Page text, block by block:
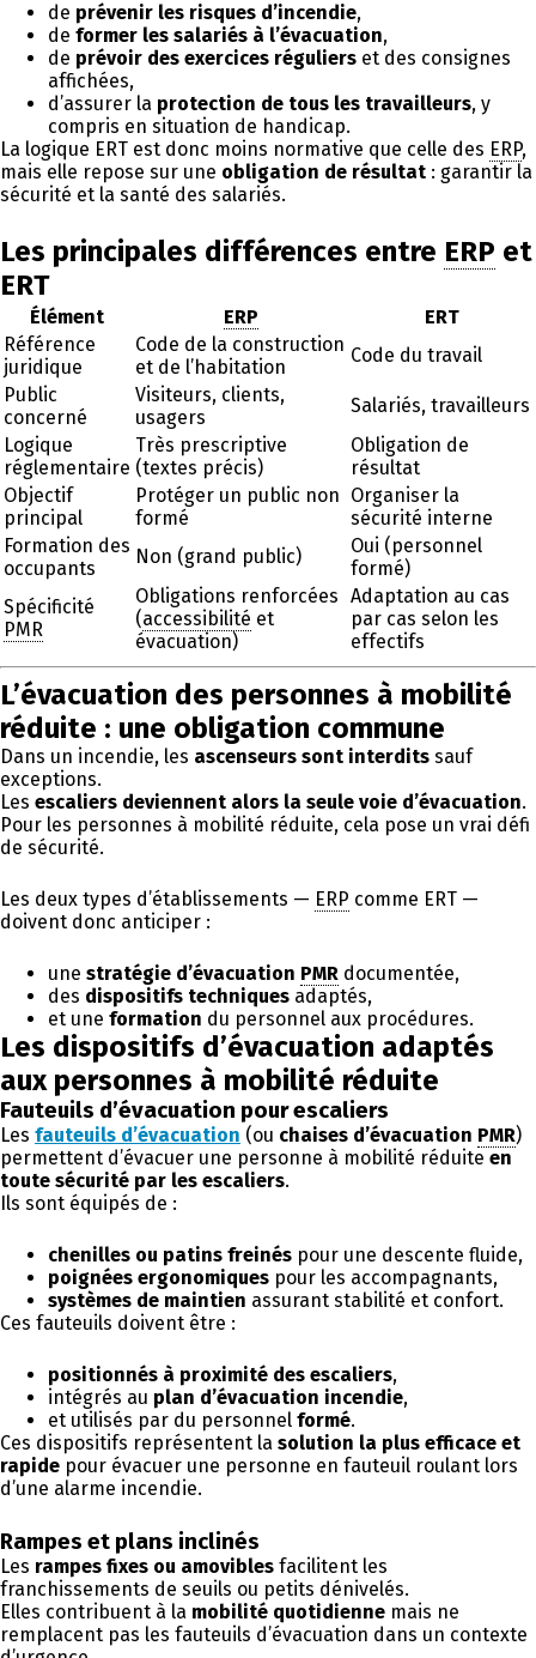
de prévenir les risques d’incendie,
de former les salariés à l’évacuation,
de prévoir des exercices réguliers et des consignes
affichées,
d’assurer la protection de tous les travailleurs, y
compris en situation de handicap.
La logique ERT est donc moins normative que celle des ERP,
mais elle repose sur une obligation de résultat : garantir la
sécurité et la santé des salariés.
Les principales différences entre ERP et
ERT
Élément ERP
ERT
Référence
juridique
Code de la construction
et de l’habitation
Code du travail
Public
concerné
Visiteurs, clients,
usagers
Salariés, travailleurs
Logique
réglementaire
Très prescriptive
(textes précis)
Obligation de
résultat
Objectif
principal
Protéger un public non
formé
Organiser la
sécurité interne
Formation des
occupants
Non (grand public)
Oui (personnel
formé)
Spécificité
PMR
Obligations renforcées
(accessibilité et
évacuation)
Adaptation au cas
par cas selon les
effectifs
L’évacuation des personnes à mobilité
réduite : une obligation commune
Dans un incendie, les ascenseurs sont interdits sauf
exceptions.
Les escaliers deviennent alors la seule voie d’évacuation.
Pour les personnes à mobilité réduite, cela pose un vrai défi
de sécurité.
Les deux types d’établissements — ERP comme ERT —
doivent donc anticiper :
une stratégie d’évacuation PMR documentée,
des dispositifs techniques adaptés,
et une formation du personnel aux procédures.
Les dispositifs d’évacuation adaptés
aux personnes à mobilité réduite
Fauteuils d’évacuation pour escaliers
Les fauteuils d’évacuation (ou chaises d’évacuation PMR)
permettent d’évacuer une personne à mobilité réduite en
toute sécurité par les escaliers.
Ils sont équipés de :
chenilles ou patins freinés pour une descente fluide,
poignées ergonomiques pour les accompagnants,
systèmes de maintien assurant stabilité et confort.
Ces fauteuils doivent être :
positionnés à proximité des escaliers,
intégrés au plan d’évacuation incendie,
et utilisés par du personnel formé.
Ces dispositifs représentent la solution la plus efficace et
rapide pour évacuer une personne en fauteuil roulant lors
d’une alarme incendie.
Rampes et plans inclinés
Les rampes fixes ou amovibles facilitent les
franchissements de seuils ou petits dénivelés.
Elles contribuent à la mobilité quotidienne mais ne
remplacent pas les fauteuils d’évacuation dans un contexte